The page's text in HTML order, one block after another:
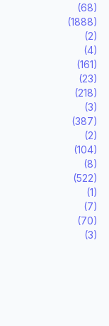
(68)
(1888)
(2)
(4)
(161)
(23)
(218)
(3)
(387)
(2)
(104)
(8)
(522)
(1)
(7)
(70)
(3)